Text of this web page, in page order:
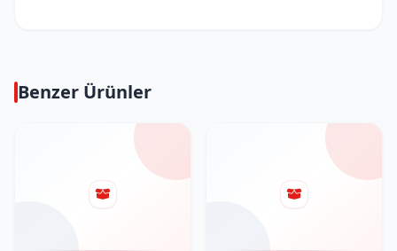
Benzer Ürünler